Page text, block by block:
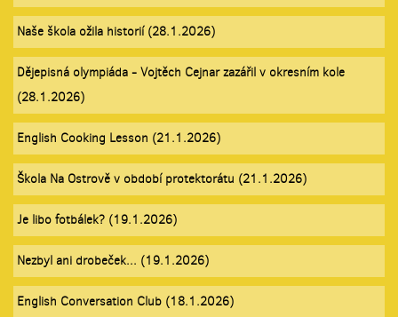
Naše škola ožila historií (28.1.2026)
Dějepisná olympiáda - Vojtěch Cejnar zazářil v okresním kole
(28.1.2026)
English Cooking Lesson (21.1.2026)
Škola Na Ostrově v období protektorátu (21.1.2026)
Je libo fotbálek? (19.1.2026)
Nezbyl ani drobeček... (19.1.2026)
English Conversation Club (18.1.2026)